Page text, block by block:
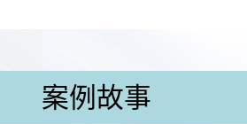
案例故事